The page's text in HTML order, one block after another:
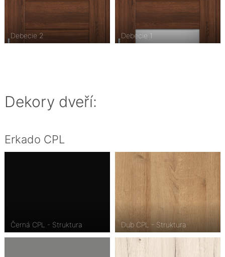
Debecie 2 Debecie 1
Dekory dveří:
Erkado CPL
Černá CPL - Struktura Dub CPL - Struktura